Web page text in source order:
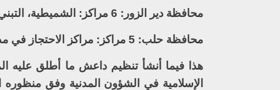
محافظة دير الزور: 6 مراكز: الشميطية، التبني، الحسينية، البصيرة، الميادين، البوكمال.
محافظة حلب: 5 مراكز: مراكز الاحتجاز في مدينة جرابلس، منبج، دير حافر، الباب، مراكز احتجاز متفرقة.
هذا فيما أنشأ تنظيم داعش ما أطلق عليه
الإسلامية في الشؤون المدنية وفق منظوره